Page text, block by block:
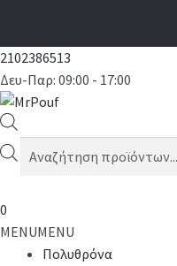
2102386513
Δευ-Παρ: 09:00 - 17:00
Products
search
0
MENUMENU
Πολυθρόνα